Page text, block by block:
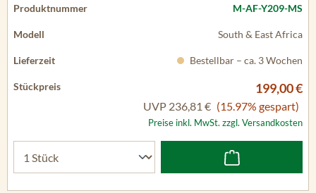
M-AF-Y209-MS
South & East Africa
Bestellbar – ca. 3 Wochen
199,00 €
UVP 236,81 € (15.97% gespart)
Preise inkl. MwSt. zzgl. Versandkosten